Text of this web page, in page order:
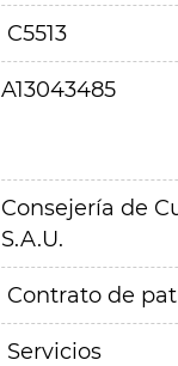
C5513
A13043485
Consejería de
S.A.U.
Contrato de
Servicios